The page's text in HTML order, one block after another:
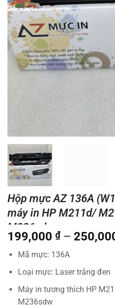
Hộp mực AZ 136A
máy in HP M211d/
M236sdw
199,000 ₫ –
Mã mực: 136A
Loại mực: Laser trắng đen
Máy in tương thích HP
M236sdw